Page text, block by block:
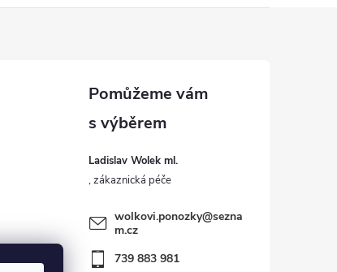
Ladislav Wolek ml.
wolkovi.ponozky@sezna
m.cz
739 883 981